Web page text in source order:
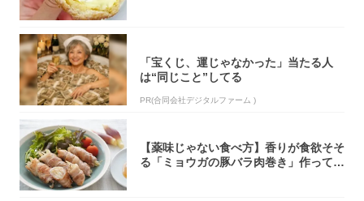
「宝くじ、運じゃなかった」当たる人
は“同じこと”してる
PR(合同会社デジタルファーム )
【薬味じゃない食べ方】香りが食欲そそ
る「ミョウガの豚バラ肉巻き」作ってみ